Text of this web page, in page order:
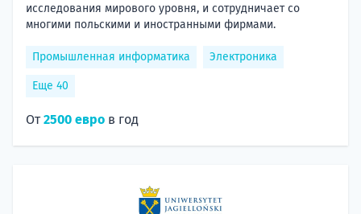
исследования мирового уровня, и сотрудничает со
многими польскими и иностранными фирмами.
Промышленная информатика Электроника
Еще 40
От2500 евро в год